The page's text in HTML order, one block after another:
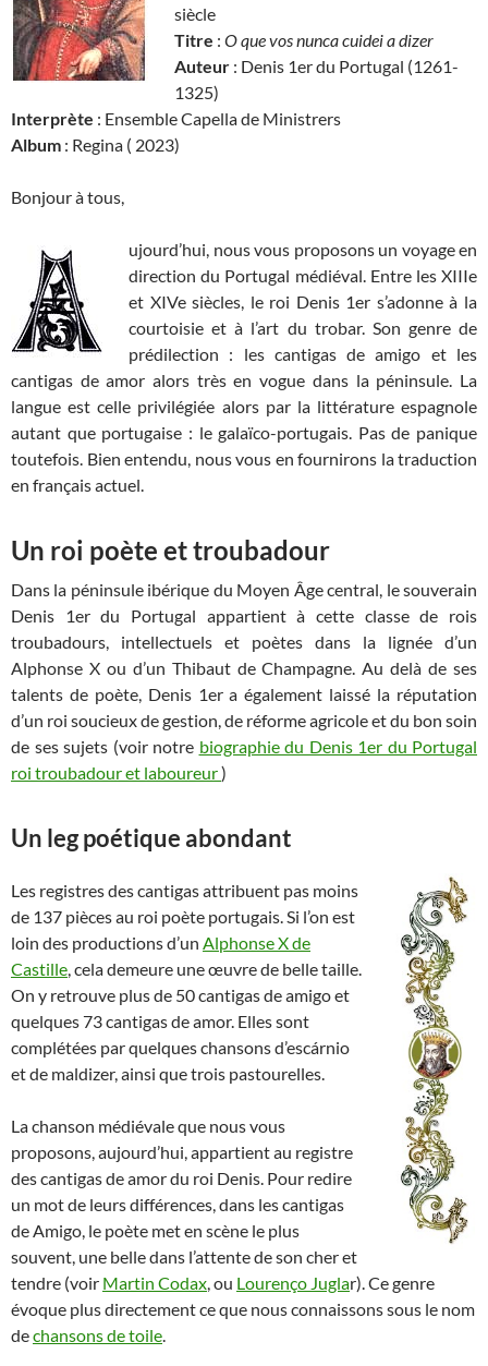
siècle
Titre : O que vos nunca cuidei a dizer
Auteur : Denis 1er du Portugal (1261-
1325)
Interprète : Ensemble Capella de Ministrers
Album : Regina ( 2023)
Bonjour à tous,
ujourd’hui, nous vous proposons un voyage en
direction du Portugal médiéval. Entre les XIIIe
et XIVe siècles, le roi Denis 1er s’adonne à la
courtoisie et à l’art du trobar. Son genre de
prédilection : les cantigas de amigo et les
cantigas de amor alors très en vogue dans la péninsule. La
langue est celle privilégiée alors par la littérature espagnole
autant que portugaise : le galaïco-portugais. Pas de panique
toutefois. Bien entendu, nous vous en fournirons la traduction
en français actuel.
Un roi poète et troubadour
Dans la péninsule ibérique du Moyen Âge central, le souverain
Denis 1er du Portugal appartient à cette classe de rois
troubadours, intellectuels et poètes dans la lignée d’un
Alphonse X ou d’un Thibaut de Champagne. Au delà de ses
talents de poète, Denis 1er a également laissé la réputation
d’un roi soucieux de gestion, de réforme agricole et du bon soin
de ses sujets (voir notre biographie du Denis 1er du Portugal
roi troubadour et laboureur)
Un leg poétique abondant
Les registres des cantigas attribuent pas moins
de 137 pièces au roi poète portugais. Si l’on est
loin des productions d’un Alphonse X de
Castille, cela demeure une œuvre de belle taille.
On y retrouve plus de 50 cantigas de amigo et
quelques 73 cantigas de amor. Elles sont
complétées par quelques chansons d’escárnio
et de maldizer, ainsi que trois pastourelles.
La chanson médiévale que nous vous
proposons, aujourd’hui, appartient au registre
des cantigas de amor du roi Denis. Pour redire
un mot de leurs différences, dans les cantigas
de Amigo, le poète met en scène le plus
souvent, une belle dans l’attente de son cher et
tendre (voir Martin Codax, ou Lourenço Juglar). Ce genre
évoque plus directement ce que nous connaissons sous le nom
dechansons de toile.